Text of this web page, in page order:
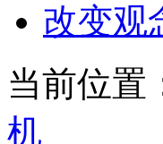
改变观
当前位置
机